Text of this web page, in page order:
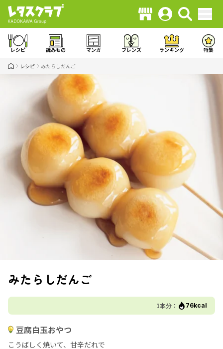
レシピ 読みもの マンガ フレンズ ランキング 特集
レシピ みたらしだんご
みたらしだんご
1本分： 76kcal
豆腐白玉おやつ
こうばしく焼いて、甘辛だれで